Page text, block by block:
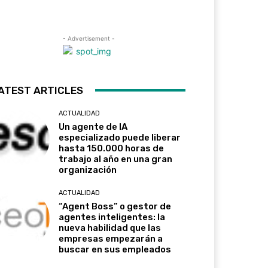
- Advertisement -
ARTICLES
ACTUALIDAD
Un agente de IA
especializado puede liberar
hasta 150.000 horas de
trabajo al año en una gran
organización
ACTUALIDAD
“Agent Boss” o gestor de
agentes inteligentes: la
nueva habilidad que las
empresas empezarán a
buscar en sus empleados